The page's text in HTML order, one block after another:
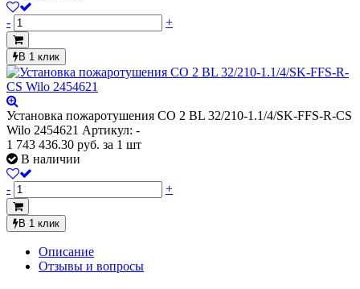
- +
В 1 клик
Установка пожаротушения CO 2 BL 32/210-1.1/4/SK-FFS-R-CS
Wilo 2454621 Артикул: -
1 743 436.30 руб. за 1 шт
В наличии
- +
В 1 клик
Описание
Отзывы и вопросы